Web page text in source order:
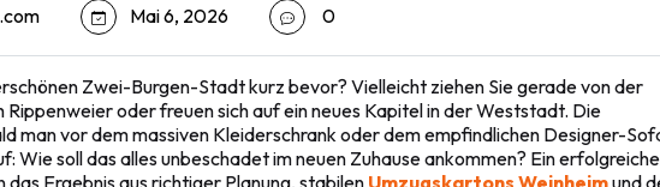
Mai 6, 2026 0
Zwei-Burgen-Stadt kurz bevor? Vielleicht ziehen Sie gerade von der
oder freuen sich auf ein neues Kapitel in der Weststadt. Die
man vor dem massiven Kleiderschrank oder dem empfindlichen Designer-
Wie soll das alles unbeschadet im neuen Zuhause ankommen? Ein
das Ergebnis aus richtiger Planung, stabilen Umzugskartons Weinheimund